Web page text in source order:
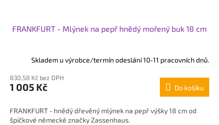
FRANKFURT - Mlýnek na pepř hnědý mořený buk 18 cm
Skladem u výrobce/termín odeslání 10-11 pracovních dnů.
830,58 Kč bez DPH
1 005 Kč Do košíku
FRANKFURT - hnědý dřevěný mlýnek na pepř výšky 18 cm od
špičkové německé značky Zassenhaus.